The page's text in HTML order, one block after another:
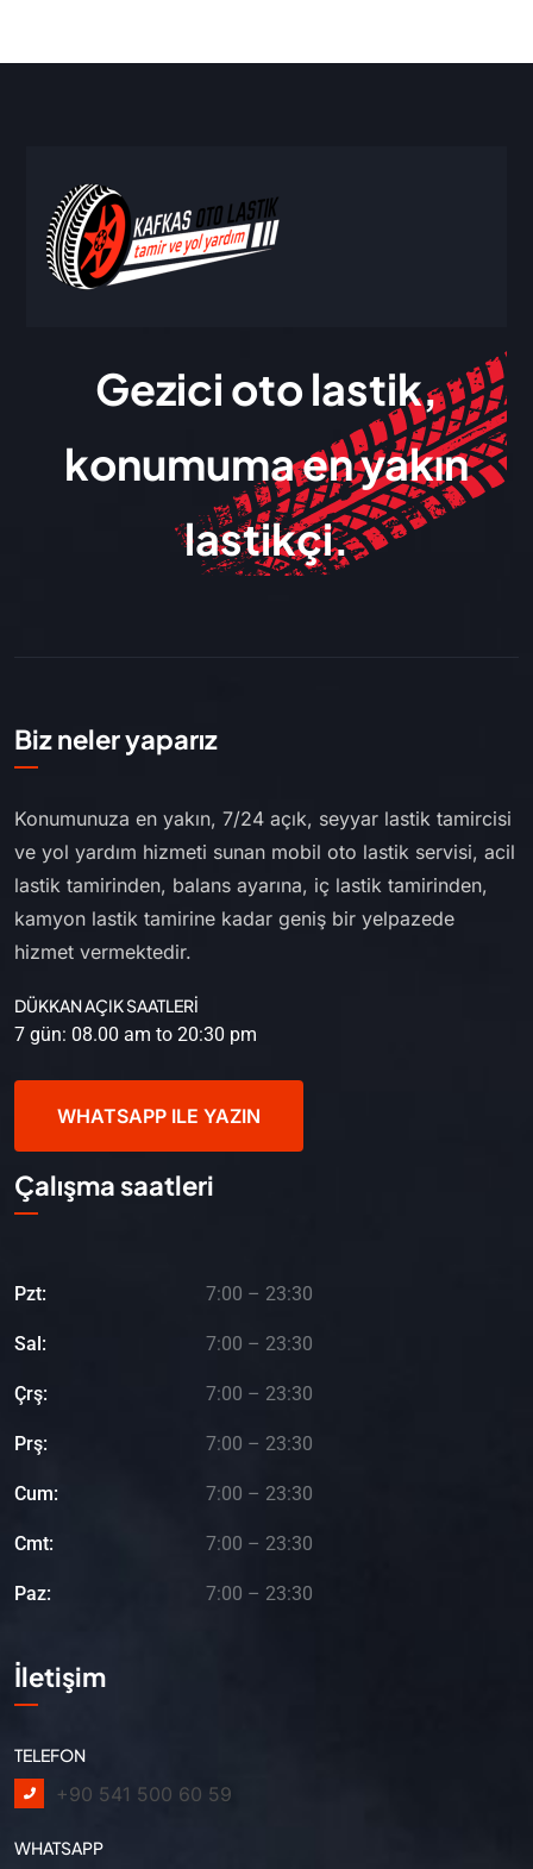
Gezici oto lastik,
konumuma en yakın
lastikçi.
Biz neler yaparız
Konumunuza en yakın, 7/24 açık, seyyar lastik tamircisi
ve yol yardım hizmeti sunan mobil oto lastik servisi, acil
lastik tamirinden, balans ayarına, iç lastik tamirinden,
kamyon lastik tamirine kadar geniş bir yelpazede
hizmet vermektedir.
DÜKKAN AÇIK SAATLERİ
7 gün: 08.00 am to 20:30 pm
WHATSAPP ILE YAZIN
Çalışma saatleri
Pzt: 7:00 – 23:30
Sal: 7:00 – 23:30
Çrş: 7:00 – 23:30
Prş: 7:00 – 23:30
Cum: 7:00 – 23:30
Cmt: 7:00 – 23:30
Paz: 7:00 – 23:30
İletişim
TELEFON
+90 541 500 60 59
WHATSAPP